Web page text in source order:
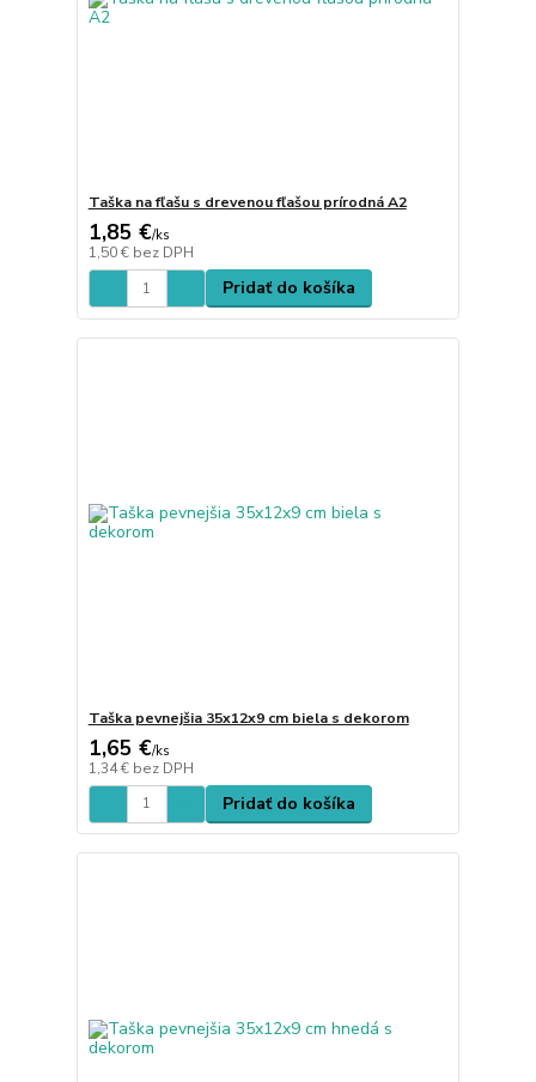
Taška na fľašu s drevenou fľašou prírodná A2
1,85 €/ks
1,50 € bez DPH
Pridať do košíka
Taška pevnejšia 35x12x9 cm biela s dekorom
1,65 €/ks
1,34 € bez DPH
Pridať do košíka